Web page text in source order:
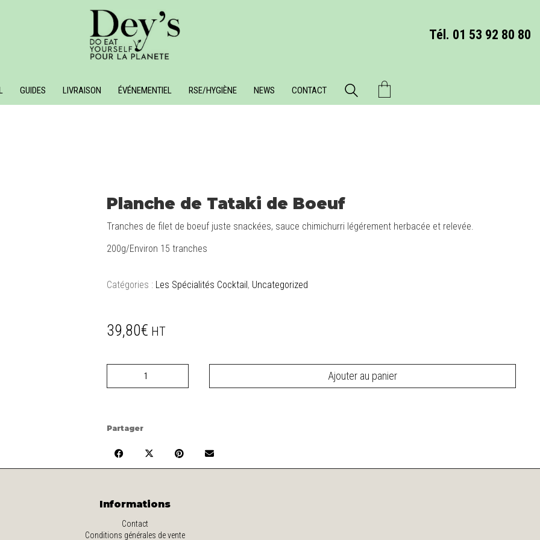
Tél. 01 53 92 80 80
GUIDES LIVRAISON ÉVÉNEMENTIEL RSE/HYGIÈNE NEWS CONTACT
Planche de Tataki de Boeuf
Tranches de filet de boeuf juste snackées, sauce chimichurri légérement herbacée et relevée.
200g/Environ 15 tranches
Catégories : Les Spécialités Cocktail, Uncategorized
39,80€ HT
Planche
de
Ajouter au panier
Partager
Informations
Contact
Conditions générales de vente